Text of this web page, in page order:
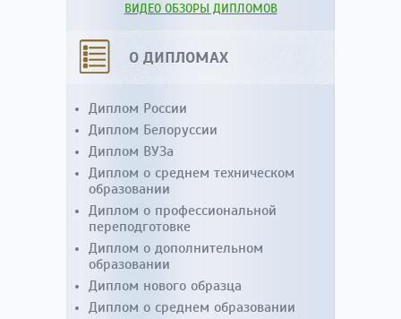
ВИДЕО ОБЗОРЫ ДИПЛОМОВ
О ДИПЛОМАХ
Диплом России
Диплом Белоруссии
Диплом ВУЗа
Диплом о среднем техническом
образовании
Диплом о профессиональной
переподготовке
Диплом о дополнительном
образовании
Диплом нового образца
Диплом о среднем образовании